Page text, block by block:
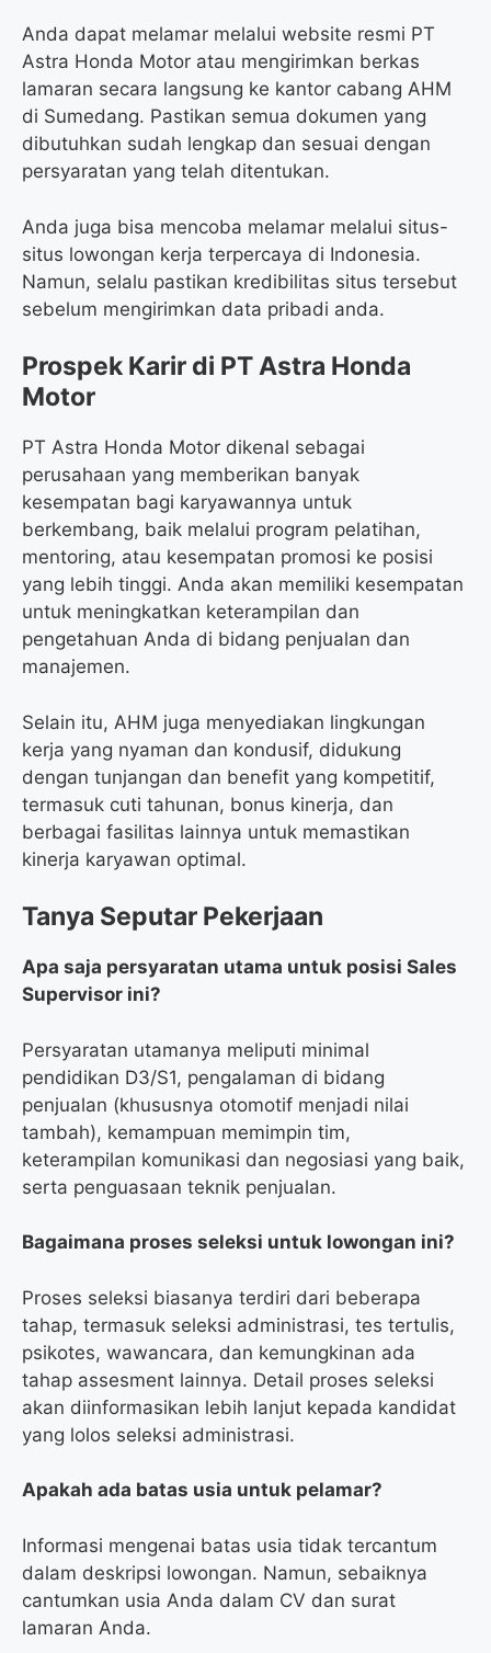
Anda dapat melamar melalui website resmi PT
Astra Honda Motor atau mengirimkan berkas
lamaran secara langsung ke kantor cabang AHM
di Sumedang. Pastikan semua dokumen yang
dibutuhkan sudah lengkap dan sesuai dengan
persyaratan yang telah ditentukan.
Anda juga bisa mencoba melamar melalui situs-
situs lowongan kerja terpercaya di Indonesia.
Namun, selalu pastikan kredibilitas situs tersebut
sebelum mengirimkan data pribadi anda.
Prospek Karir di PT Astra Honda
Motor
PT Astra Honda Motor dikenal sebagai
perusahaan yang memberikan banyak
kesempatan bagi karyawannya untuk
berkembang, baik melalui program pelatihan,
mentoring, atau kesempatan promosi ke posisi
yang lebih tinggi. Anda akan memiliki kesempatan
untuk meningkatkan keterampilan dan
pengetahuan Anda di bidang penjualan dan
manajemen.
Selain itu, AHM juga menyediakan lingkungan
kerja yang nyaman dan kondusif, didukung
dengan tunjangan dan benefit yang kompetitif,
termasuk cuti tahunan, bonus kinerja, dan
berbagai fasilitas lainnya untuk memastikan
kinerja karyawan optimal.
Tanya Seputar Pekerjaan
Apa saja persyaratan utama untuk posisi Sales
Supervisor ini?
Persyaratan utamanya meliputi minimal
pendidikan D3/S1, pengalaman di bidang
penjualan (khususnya otomotif menjadi nilai
tambah), kemampuan memimpin tim,
keterampilan komunikasi dan negosiasi yang baik,
serta penguasaan teknik penjualan.
Bagaimana proses seleksi untuk lowongan ini?
Proses seleksi biasanya terdiri dari beberapa
tahap, termasuk seleksi administrasi, tes tertulis,
psikotes, wawancara, dan kemungkinan ada
tahap assesment lainnya. Detail proses seleksi
akan diinformasikan lebih lanjut kepada kandidat
yang lolos seleksi administrasi.
Apakah ada batas usia untuk pelamar?
Informasi mengenai batas usia tidak tercantum
dalam deskripsi lowongan. Namun, sebaiknya
cantumkan usia Anda dalam CV dan surat
lamaran Anda.